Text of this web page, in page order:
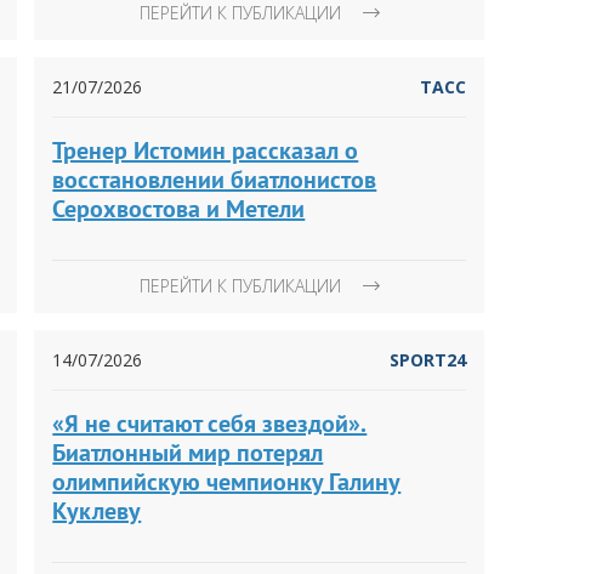
ПЕРЕЙТИ К ПУБЛИКАЦИИ
21/07/2026 ТАСС
Тренер Истомин рассказал о
восстановлении биатлонистов
Серохвостова и Метели
ПЕРЕЙТИ К ПУБЛИКАЦИИ
14/07/2026 SPORT24
«Я не считают себя звездой».
Биатлонный мир потерял
олимпийскую чемпионку Галину
Куклеву